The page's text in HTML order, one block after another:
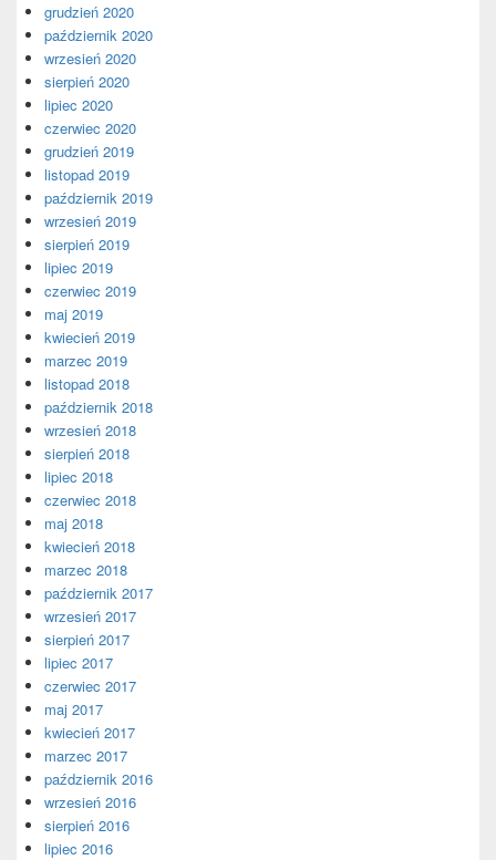
grudzień 2020
październik 2020
wrzesień 2020
sierpień 2020
lipiec 2020
czerwiec 2020
grudzień 2019
listopad 2019
październik 2019
wrzesień 2019
sierpień 2019
lipiec 2019
czerwiec 2019
maj 2019
kwiecień 2019
marzec 2019
listopad 2018
październik 2018
wrzesień 2018
sierpień 2018
lipiec 2018
czerwiec 2018
maj 2018
kwiecień 2018
marzec 2018
październik 2017
wrzesień 2017
sierpień 2017
lipiec 2017
czerwiec 2017
maj 2017
kwiecień 2017
marzec 2017
październik 2016
wrzesień 2016
sierpień 2016
lipiec 2016